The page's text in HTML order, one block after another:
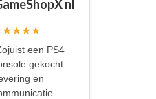
nl
een PS4
gekocht.
en